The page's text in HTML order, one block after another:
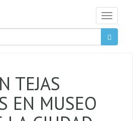
Toggle
TEJAS
EN MUSEO